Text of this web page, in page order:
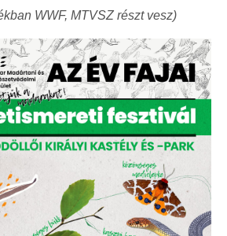
WWF, MTVSZ részt vesz)